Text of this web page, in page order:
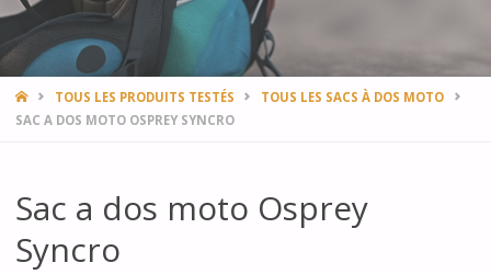
HOMETOUS LES PRODUITS TESTÉS
TOUS LES SACS À DOS MOTO
SAC A DOS MOTO OSPREY SYNCRO
Sac a dos moto Osprey
Syncro